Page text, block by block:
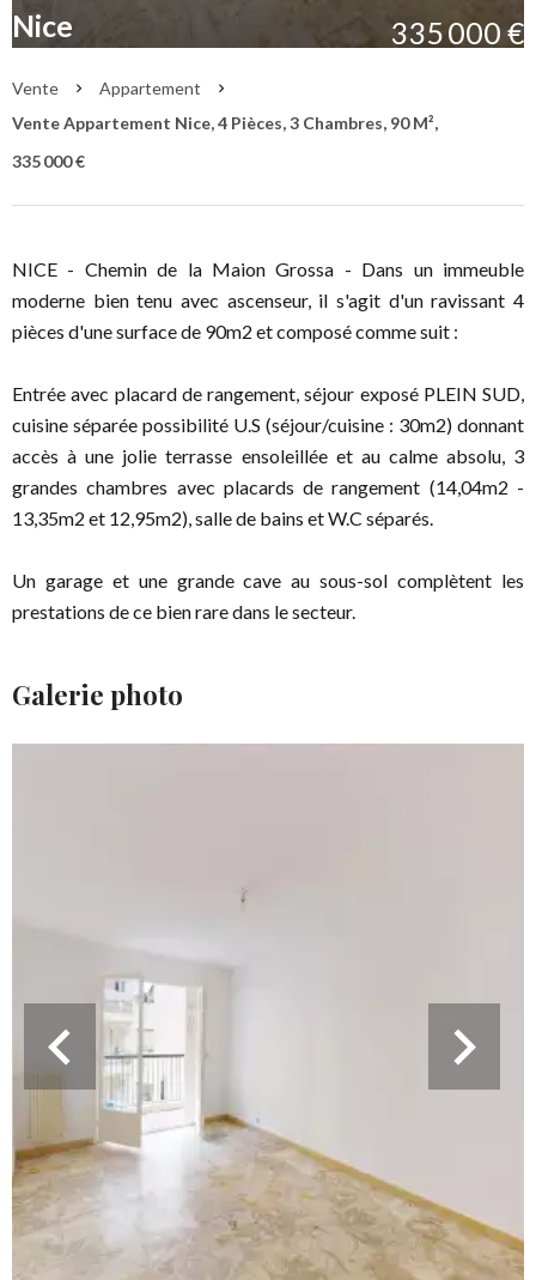
Nice 335 000 €
Vente
Appartement
Vente Appartement Nice, 4 Pièces, 3 Chambres, 90 M²,
335 000 €
NICE - Chemin de la Maion Grossa - Dans un immeuble
moderne bien tenu avec ascenseur, il s'agit d'un ravissant 4
pièces d'une surface de 90m2 et composé comme suit :
Entrée avec placard de rangement, séjour exposé PLEIN SUD,
cuisine séparée possibilité U.S (séjour/cuisine : 30m2) donnant
accès à une jolie terrasse ensoleillée et au calme absolu, 3
grandes chambres avec placards de rangement (14,04m2 -
13,35m2 et 12,95m2), salle de bains et W.C séparés.
Un garage et une grande cave au sous-sol complètent les
prestations de ce bien rare dans le secteur.
Galerie photo